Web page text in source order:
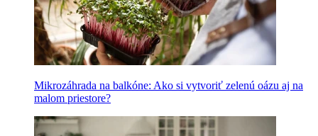
Mikrozáhrada na balkóne: Ako si vytvoriť zelenú oázu aj na
malom priestore?